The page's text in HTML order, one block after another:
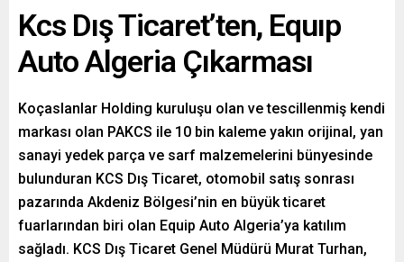
Kcs Dış Ticaret’ten, Equıp
Auto Algeria Çıkarması
Koçaslanlar Holding kuruluşu olan ve tescillenmiş kendi
markası olan PAKCS ile 10 bin kaleme yakın orijinal, yan
sanayi yedek parça ve sarf malzemelerini bünyesinde
bulunduran KCS Dış Ticaret, otomobil satış sonrası
pazarında Akdeniz Bölgesi’nin en büyük ticaret
fuarlarından biri olan Equip Auto Algeria’ya katılım
sağladı. KCS Dış Ticaret Genel Müdürü Murat Turhan,